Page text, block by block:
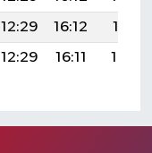
12:29 16:12
19:11
12:29 16:11 19:10